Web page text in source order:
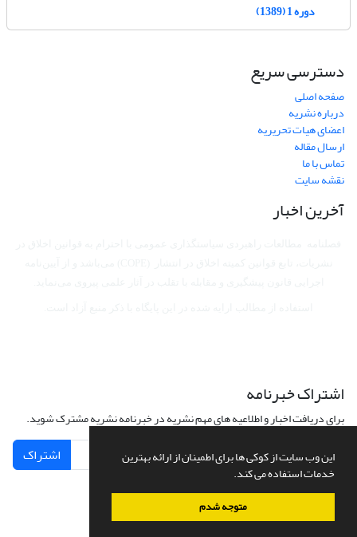
این وب سایت از کوکی ها برای اطمینان از ارائه بهترین
خدمات استفاده می کند.
متوجه شدم
دوره 1 (1389)
دسترسی سریع
صفحه اصلی
درباره نشریه
اعضای هیات تحریریه
ارسال مقاله
تماس با ما
نقشه سایت
آخرین اخبار
اشتراک خبرنامه
برای دریافت اخبار و اطلاعیه های مهم نشریه در خبرنامه نشریه مشترک شوید.
اشتراک
سامانه مدیریت نشریات علمی.طراحی و پیاده سازی ازسیناوب